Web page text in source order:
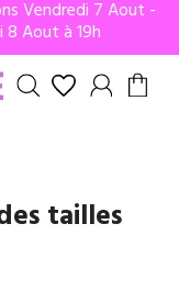
Vendredi 7 Aout -
Aout à 19h
tailles